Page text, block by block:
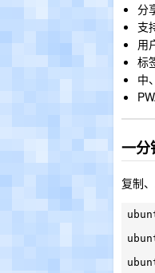
分
支
用
标
中
一分
复制